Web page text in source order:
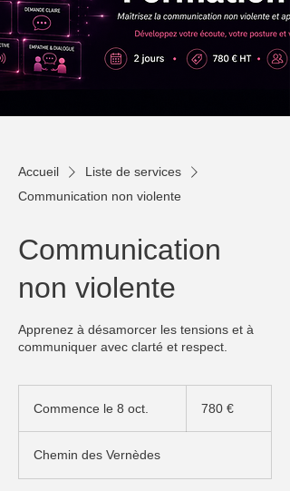
Accueil
Liste de services
Communication non violente
Communication
non violente
Apprenez à désamorcer les tensions et à
communiquer avec clarté et respect.
Commence le 8 oct.
m
e
780 €
Chemin des Vernèdes